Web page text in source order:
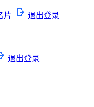
片 退出登录
退出登录